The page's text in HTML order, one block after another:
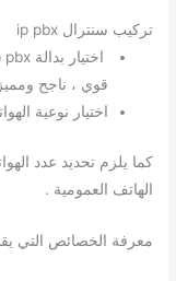
تركيب سنترال ip pbx
قوي ، ناجح
اختيار نوعية
كما يلزم تحديد عدد
الهاتف العمومية .
معرفة الخصائص التي